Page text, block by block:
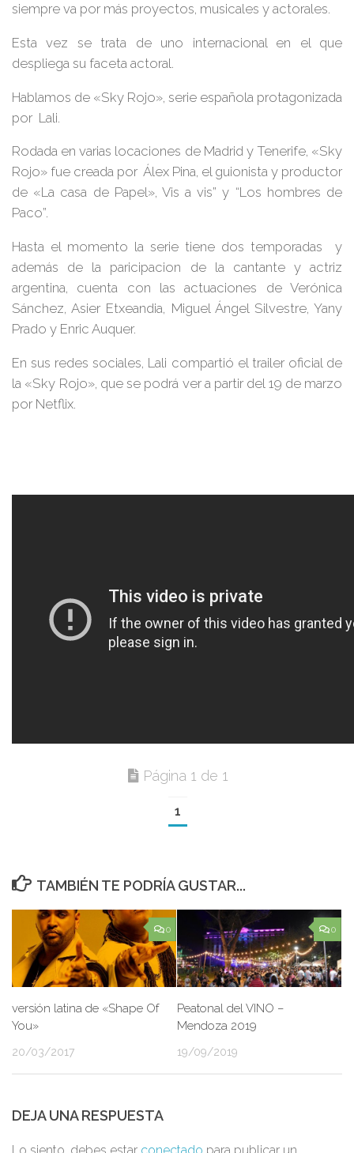
siempre va por más proyectos, musicales y actorales.
Esta vez se trata de uno internacional en el que
despliega su faceta actoral.
Hablamos de «Sky Rojo» , serie española protagonizada
por Lali.
Rodada en varias locaciones de Madrid y Tenerife, «Sky
Rojo» fue creada por Álex Pina, el guionista y productor
de «La casa de Papel», Vis a vis” y “Los hombres de
Paco”.
Hasta el momento la serie tiene dos temporadas y
además de la paricipacion de la cantante y actriz
argentina, cuenta con las actuaciones de Verónica
Sánchez, Asier Etxeandia, Miguel Ángel Silvestre, Yany
Prado y Enric Auquer.
En sus redes sociales, Lali compartió el trailer oficial de
la «Sky Rojo», que se podrá ver a partir del 19 de marzo
por Netflix.
Página 1 de 1
1
TAMBIÉN TE PODRÍA GUSTAR...
0
versión latina de «Shape Of
You»
20/03/2017
0
Peatonal del VINO –
Mendoza 2019
19/09/2019
DEJA UNA RESPUESTA
Lo siento, debes estar conectado para publicar un